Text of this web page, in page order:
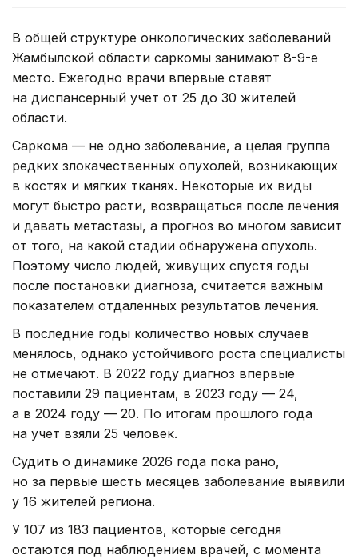
В общей структуре онкологических заболеваний
Жамбылской области саркомы занимают 8-9-е
место. Ежегодно врачи впервые ставят
на диспансерный учет от 25 до 30 жителей
области.
Саркома — не одно заболевание, а целая группа
редких злокачественных опухолей, возникающих
в костях и мягких тканях. Некоторые их виды
могут быстро расти, возвращаться после лечения
и давать метастазы, а прогноз во многом зависит
от того, на какой стадии обнаружена опухоль.
Поэтому число людей, живущих спустя годы
после постановки диагноза, считается важным
показателем отдаленных результатов лечения.
В последние годы количество новых случаев
менялось, однако устойчивого роста специалисты
не отмечают. В 2022 году диагноз впервые
поставили 29 пациентам, в 2023 году — 24,
а в 2024 году — 20. По итогам прошлого года
на учет взяли 25 человек.
Судить о динамике 2026 года пока рано,
но за первые шесть месяцев заболевание выявили
у 16 жителей региона.
У 107 из 183 пациентов, которые сегодня
остаются под наблюдением врачей, с момента